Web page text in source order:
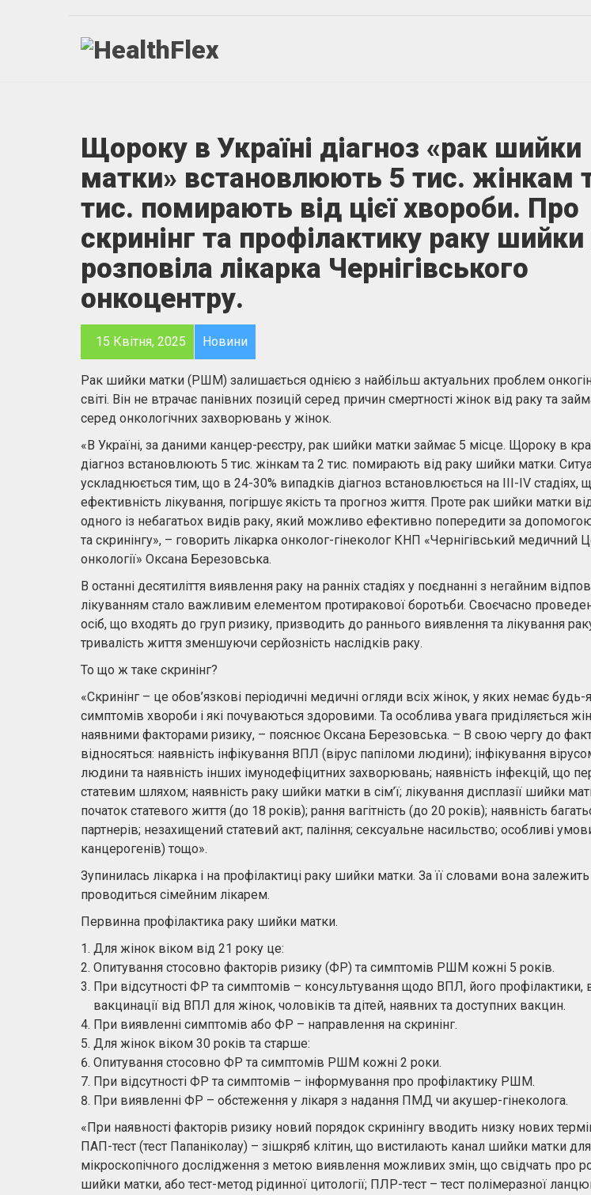
Щороку в Україні діагноз «рак шийки
матки» встановлюють 5 тис. жінкам
тис. помирають від цієї хвороби. Про
скринінг та профілактику раку
розповіла лікарка Чернігівського
онкоцентру.
15 Квітня, 2025 Новини
Рак шийки матки (РШМ) залишається однією з найбільш актуальних проблем
світі. Він не втрачає панівних позицій серед причин смертності жінок від раку та
серед онкологічних захворювань у жінок.
«В Україні, за даними канцер-реєстру, рак шийки матки займає 5 місце. Щороку в
діагноз встановлюють 5 тис. жінкам та 2 тис. помирають від раку шийки матки.
ускладнюється тим, що в 24-30% випадків діагноз встановлюється на III-IV стадіях,
ефективність лікування, погіршує якість та прогноз життя. Проте рак шийки матки
одного із небагатьох видів раку, який можливо ефективно попередити за
та скринінгу», – говорить лікарка онколог-гінеколог КНП «Чернігівський медичний
онкології» Оксана Березовська.
В останні десятиліття виявлення раку на ранніх стадіях у поєднанні з негайним
лікуванням стало важливим елементом протиракової боротьби. Своєчасно
осіб, що входять до груп ризику, призводить до раннього виявлення та лікування
тривалість життя зменшуючи серйозність наслідків раку.
То що ж таке скринінг?
«Скринінг – це обов’язкові періодичні медичні огляди всіх жінок, у яких немає будь-
симптомів хвороби і які почуваються здоровими. Та особлива увага приділяється
наявними факторами ризику, – пояснює Оксана Березовська. – В свою чергу до
відносяться: наявність інфікування ВПЛ (вірус папіломи людини); інфікування
людини та наявність інших імунодефіцитних захворювань; наявність інфекцій, що
статевим шляхом; наявність раку шийки матки в сім’ї; лікування дисплазії шийки
початок статевого життя (до 18 років); рання вагітність (до 20 років); наявність
партнерів; незахищений статевий акт; паління; сексуальне насильство; особливі
канцерогенів) тощо».
Зупинилась лікарка і на профілактиці раку шийки матки. За її словами вона залежить
проводиться сімейним лікарем.
Первинна профілактика раку шийки матки.
Для жінок віком від 21 року це:
Опитування стосовно факторів ризику (ФР) та симптомів РШМ кожні 5 років.
При відсутності ФР та симптомів – консультування щодо ВПЛ, його профілактики,
вакцинації від ВПЛ для жінок, чоловіків та дітей, наявних та доступних вакцин.
При виявленні симптомів або ФР – направлення на скринінг.
Для жінок віком 30 років та старше:
Опитування стосовно ФР та симптомів РШМ кожні 2 роки.
При відсутності ФР та симптомів – інформування про профілактику РШМ.
При виявленні ФР – обстеження у лікаря з надання ПМД чи акушер-гінеколога.
«При наявності факторів ризику новий порядок скринінгу вводить низку нових
ПАП-тест (тест Папаніколау) – зішкряб клітин, що вистилають канал шийки матки для
мікроскопічного дослідження з метою виявлення можливих змін, що свідчать про
шийки матки, або тест-метод рідинної цитології; ПЛР-тест – тест полімеразної